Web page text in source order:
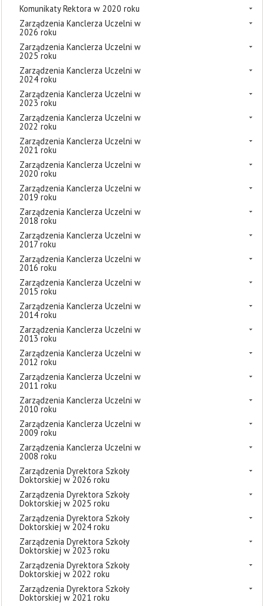
Komunikaty Rektora w 2020 roku
Zarządzenia Kanclerza Uczelni w
2026 roku
Zarządzenia Kanclerza Uczelni w
2025 roku
Zarządzenia Kanclerza Uczelni w
2024 roku
Zarządzenia Kanclerza Uczelni w
2023 roku
Zarządzenia Kanclerza Uczelni w
2022 roku
Zarządzenia Kanclerza Uczelni w
2021 roku
Zarządzenia Kanclerza Uczelni w
2020 roku
Zarządzenia Kanclerza Uczelni w
2019 roku
Zarządzenia Kanclerza Uczelni w
2018 roku
Zarządzenia Kanclerza Uczelni w
2017 roku
Zarządzenia Kanclerza Uczelni w
2016 roku
Zarządzenia Kanclerza Uczelni w
2015 roku
Zarządzenia Kanclerza Uczelni w
2014 roku
Zarządzenia Kanclerza Uczelni w
2013 roku
Zarządzenia Kanclerza Uczelni w
2012 roku
Zarządzenia Kanclerza Uczelni w
2011 roku
Zarządzenia Kanclerza Uczelni w
2010 roku
Zarządzenia Kanclerza Uczelni w
2009 roku
Zarządzenia Kanclerza Uczelni w
2008 roku
Zarządzenia Dyrektora Szkoły
Doktorskiej w 2026 roku
Zarządzenia Dyrektora Szkoły
Doktorskiej w 2025 roku
Zarządzenia Dyrektora Szkoły
Doktorskiej w 2024 roku
Zarządzenia Dyrektora Szkoły
Doktorskiej w 2023 roku
Zarządzenia Dyrektora Szkoły
Doktorskiej w 2022 roku
Zarządzenia Dyrektora Szkoły
Doktorskiej w 2021 roku